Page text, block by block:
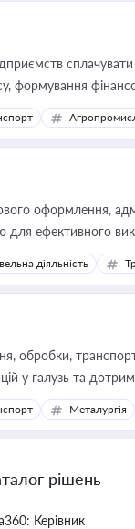
формування
оформлення,
для ефективного
діяльність
обробки,
у галузь та
Металургія
рішень
Керівник